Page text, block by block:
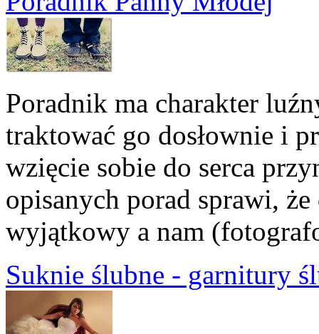
Poradnik ma charakter
traktować go dosłownie i
wzięcie sobie do serca
opisanych porad sprawi,
wyjątkowy a nam
Suknie ślubne - garnitury